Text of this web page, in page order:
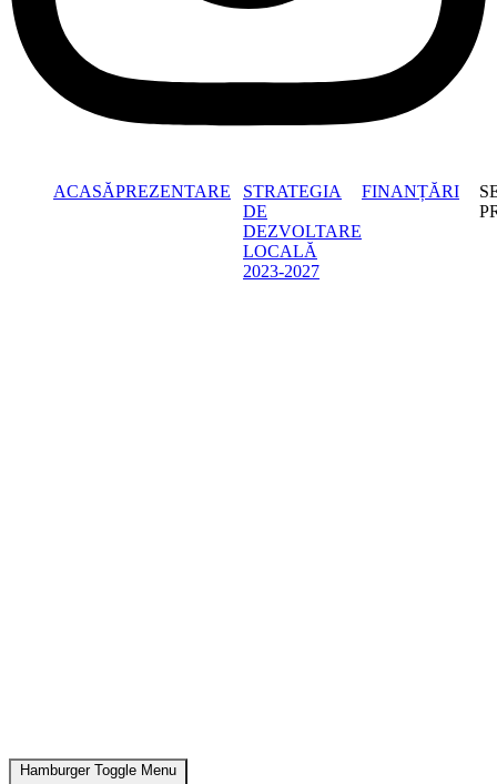
ACASĂPREZENTARE
STRATEGIA
DE
DEZVOLTARE
LOCALĂ
2023-2027
FINANȚĂRI
Hamburger Toggle Menu